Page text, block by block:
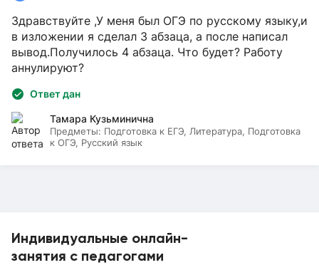
Индивидуальные онлайн-
занятия с педагогами
Здравствуйте ,У меня был ОГЭ по русскому языку,и
в изложении я сделал 3 абзаца, а после написал
вывод.Получилось 4 абзаца. Что будет? Работу
аннулируют?
Ответ дан
Тамара Кузьминична
Предметы: Подготовка к ЕГЭ, Литература, Подготовка
к ОГЭ, Русский язык